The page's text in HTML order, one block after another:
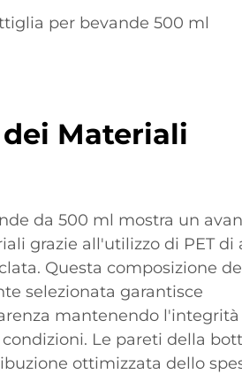
per bevande 500 ml
Materiali
da 500 ml mostra un
grazie all'utilizzo di PET di
Questa composizione
selezionata garantisce
mantenendo l'integrità
Le pareti della
ottimizzata dello